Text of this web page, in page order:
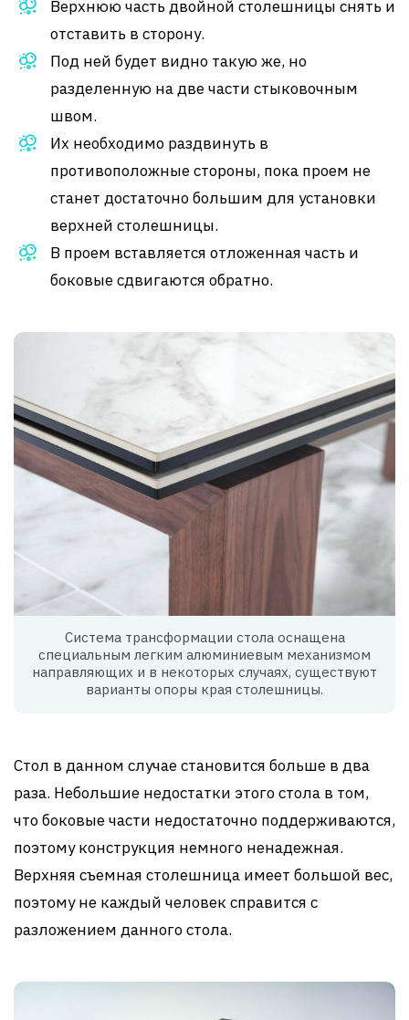
Верхнюю часть двойной столешницы снять и
отставить в сторону.
Под ней будет видно такую же, но
разделенную на две части стыковочным
швом.
Их необходимо раздвинуть в
противоположные стороны, пока проем не
станет достаточно большим для установки
верхней столешницы.
В проем вставляется отложенная часть и
боковые сдвигаются обратно.
Система трансформации стола оснащена
специальным легким алюминиевым механизмом
направляющих и в некоторых случаях, существуют
варианты опоры края столешницы.
Стол в данном случае становится больше в два
раза. Небольшие недостатки этого стола в том,
что боковые части недостаточно поддерживаются,
поэтому конструкция немного ненадежная.
Верхняя съемная столешница имеет большой вес,
поэтому не каждый человек справится с
разложением данного стола.